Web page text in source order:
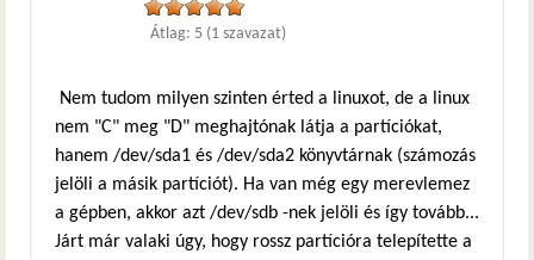
Átlag: 5 (1 szavazat)
Nem tudom milyen szinten érted a linuxot, de a linux
nem "C" meg "D" meghajtónak látja a partíciókat,
hanem /dev/sda1 és /dev/sda2 könyvtárnak (számozás
jelöli a másik partíciót). Ha van még egy merevlemez
a gépben, akkor azt /dev/sdb -nek jelöli és így tovább...
Járt már valaki úgy, hogy rossz partícióra telepítette a